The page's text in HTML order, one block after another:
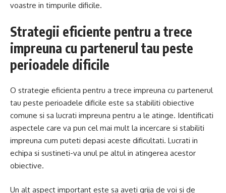
voastre in timpurile dificile.
Strategii eficiente pentru a trece
impreuna cu partenerul tau peste
perioadele dificile
O strategie eficienta pentru a trece impreuna cu partenerul
tau peste perioadele dificile este sa stabiliti obiective
comune si sa lucrati impreuna pentru a le atinge. Identificati
aspectele care va pun cel mai mult la incercare si stabiliti
impreuna cum puteti depasi aceste dificultati. Lucrati in
echipa si sustineti-va unul pe altul in atingerea acestor
obiective.
Un alt aspect important este sa aveti grija de voi si de